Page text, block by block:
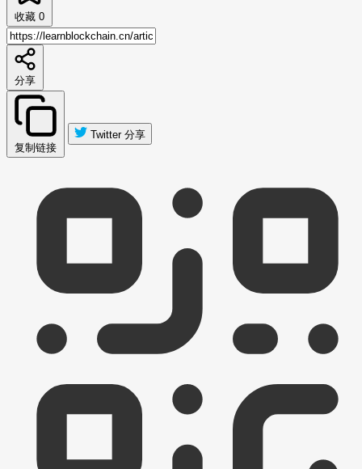
收藏 0
分享
复制链接
Twitter 分享